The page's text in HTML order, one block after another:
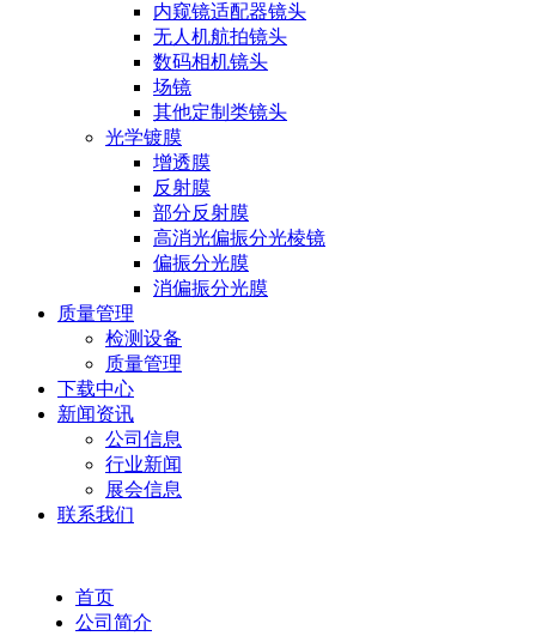
内窥镜适配器镜头
无人机航拍镜头
数码相机镜头
场镜
其他定制类镜头
光学镀膜
增透膜
反射膜
部分反射膜
高消光偏振分光棱镜
偏振分光膜
消偏振分光膜
质量管理
检测设备
质量管理
下载中心
新闻资讯
公司信息
行业新闻
展会信息
联系我们
首页
公司简介